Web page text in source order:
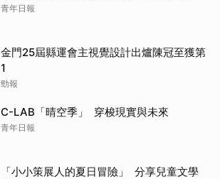
青年日報
金門25屆縣運會主視覺設計出爐陳冠至獲第
1
勁報
C-LAB「晴空季」 穿梭現實與未來
青年日報
「小小策展人的夏日冒險」 分享兒童文學